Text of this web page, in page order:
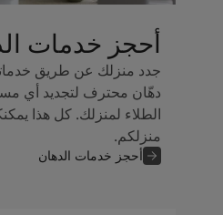
أحجز خدمات
جدد منزلك عن طريق
دهّان محترف لتجديد أي
الطلاء لمنزلك. كل هذا
منزلكم.
أحجز خدمات الدهان